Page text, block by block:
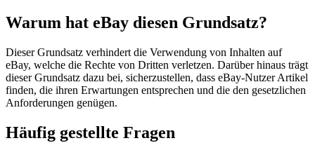
Warum hat eBay diesen Grundsatz?
Dieser Grundsatz verhindert die Verwendung von Inhalten auf
eBay, welche die Rechte von Dritten verletzen. Darüber hinaus trägt
dieser Grundsatz dazu bei, sicherzustellen, dass eBay-Nutzer Artikel
finden, die ihren Erwartungen entsprechen und die den gesetzlichen
Anforderungen genügen.
Häufig gestellte Fragen